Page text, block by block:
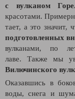
с вулканом
красотами.
тает, а это значит,
подготовленных
вулканами, по
лаве. Также мы
Вилючинского
Оказавшись в
воды, снега и